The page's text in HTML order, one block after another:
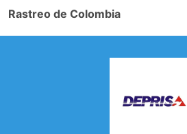
Rastreo de Colombia